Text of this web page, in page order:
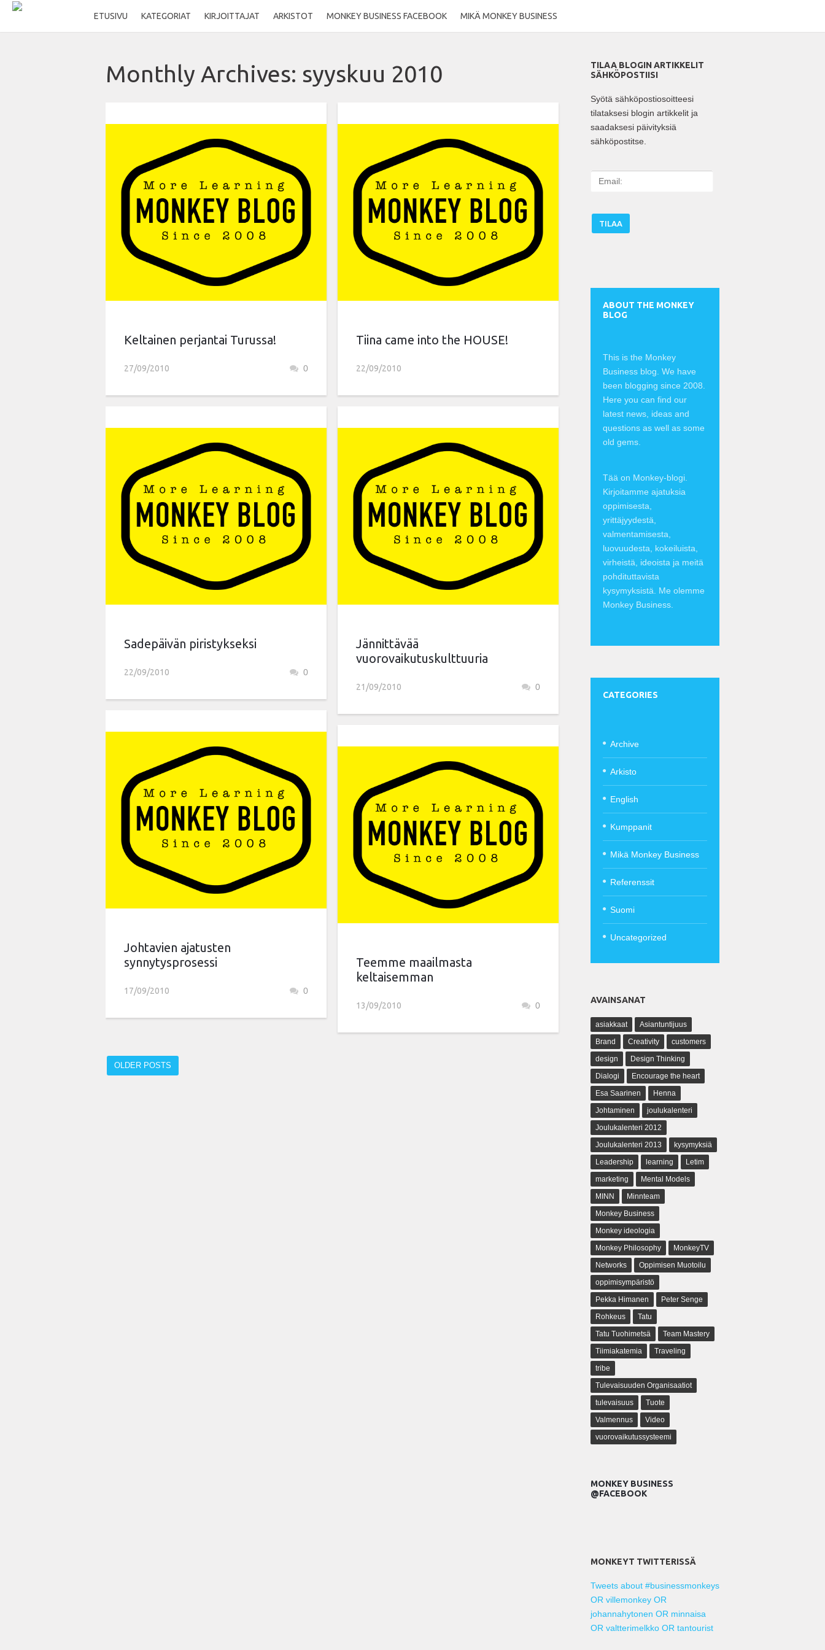
ETUSIVU KATEGORIAT KIRJOITTAJAT ARKISTOT MONKEY BUSINESS FACEBOOK MIKÄ MONKEY BUSINESS
Monthly Archives: syyskuu 2010
Keltainen perjantai Turussa!
27/09/2010 0
Sadepäivän piristykseksi
22/09/2010 0
Johtavien ajatusten
synnytysprosessi
17/09/2010 0
Tiina came into the HOUSE!
22/09/2010
Jännittävää
vuorovaikutuskulttuuria
21/09/2010 0
Teemme maailmasta
keltaisemman
13/09/2010 0
OLDER POSTS
TILAA BLOGIN ARTIKKELIT
SÄHKÖPOSTIISI
Syötä sähköpostiosoitteesi
tilataksesi blogin artikkelit ja
saadaksesi päivityksiä
sähköpostitse.
l
ABOUT THE MONKEY
BLOG
This is the Monkey
Business blog. We have
been blogging since 2008.
Here you can find our
latest news, ideas and
questions as well as some
old gems.
Tää on Monkey-blogi.
Kirjoitamme ajatuksia
oppimisesta,
yrittäjyydestä,
valmentamisesta,
luovuudesta, kokeiluista,
virheistä, ideoista ja meitä
pohdituttavista
kysymyksistä. Me olemme
Monkey Business.
CATEGORIES
Archive
Arkisto
English
Kumppanit
Mikä Monkey Business
Referenssit
Suomi
Uncategorized
AVAINSANAT
asiakkaat
Asiantuntijuus
Brand
Creativity
customers
design
Design Thinking
Dialogi
Encourage the heart
Esa Saarinen
Henna
Johtaminen
joulukalenteri
Joulukalenteri 2012
Joulukalenteri 2013
kysymyksiä
Leadership
learning
Letim
marketing
Mental Models
MINN
Minnteam
Monkey Business
Monkey ideologia
Monkey Philosophy
MonkeyTV
Networks
Oppimisen Muotoilu
oppimisympäristö
Pekka Himanen
Peter Senge
Rohkeus
Tatu
Tatu Tuohimetsä
Team Mastery
Tiimiakatemia
Traveling
tribe
Tulevaisuuden Organisaatiot
tulevaisuus
Tuote
Valmennus
Video
vuorovaikutussysteemi
MONKEY BUSINESS
@FACEBOOK
MONKEYT TWITTERISSÄ
Tweets about #businessmonkeys
OR villemonkey OR
johannahytonen OR minnaisa
OR valtterimelkko OR tantourist